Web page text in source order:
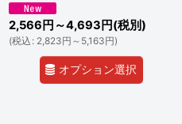
2,566 円 ～4,693 円(税別)
(税込 : 2,823円 ～5,163円)
オプション選択